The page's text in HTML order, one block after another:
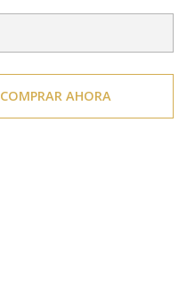
COMPRAR AHORA